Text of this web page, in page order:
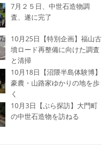
7月２５日、中世石造物調
査、遂に完了
10月25日【特別企画】福山古
墳ロード再整備に向けた調査
と清掃
10月18日【沼隈半島体験博】
豪農・山路家ゆかりの地を歩
く
10月3日【ぶら探訪】大門町
の中世石造物を訪ねる